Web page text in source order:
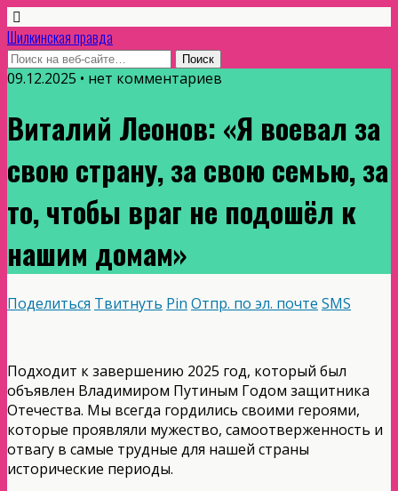
Шилкинская правда
09.12.2025 • нет комментариев
Виталий Леонов: «Я воевал за
свою страну, за свою семью, за
то, чтобы враг не подошёл к
нашим домам»
Поделиться Твитнуть Pin Отпр. по эл. почте SMS
Подходит к завершению 2025 год, который был
объявлен Владимиром Путиным Годом защитника
Отечества. Мы всегда гордились своими героями,
которые проявляли мужество, самоотверженность и
отвагу в самые трудные для нашей страны
исторические периоды.